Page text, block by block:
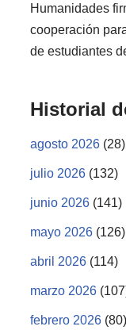
Humanidades
cooperación
de estudiantes
Historial
agosto 2026 (28)
julio 2026 (132)
junio 2026 (141)
mayo 2026 (126)
abril 2026 (114)
marzo 2026
febrero 2026 (80)